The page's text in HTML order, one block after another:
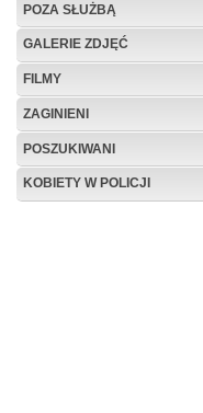
POZA SŁUŻBĄ
GALERIE ZDJĘĆ
FILMY
ZAGINIENI
POSZUKIWANI
KOBIETY W POLICJI